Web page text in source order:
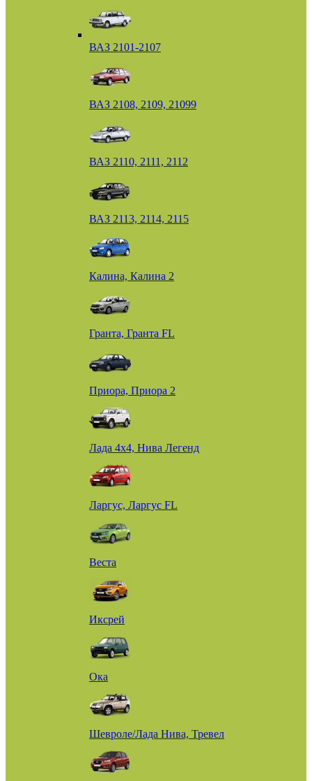
ВАЗ 2101-2107
ВАЗ 2108, 2109, 21099
ВАЗ 2110, 2111, 2112
ВАЗ 2113, 2114, 2115
Калина, Калина 2
Гранта, Гранта FL
Приора, Приора 2
Лада 4х4, Нива Легенд
Ларгус, Ларгус FL
Веста
Иксрей
Ока
Шевроле/Лада Нива, Тревел